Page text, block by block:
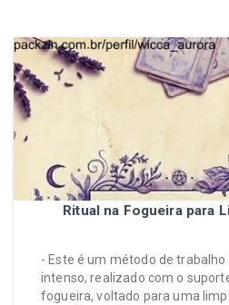
Ritual na Fogueira para
- Este é um método de
intenso, realizado com o
fogueira, voltado para uma